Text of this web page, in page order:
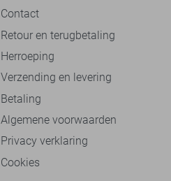
Contact
Retour en terugbetaling
Herroeping
Verzending en levering
Betaling
Algemene voorwaarden
Privacy verklaring
Cookies